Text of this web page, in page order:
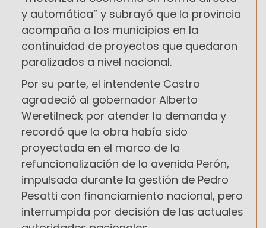
y automática” y subrayó que la provincia
acompaña a los municipios en la
continuidad de proyectos que quedaron
paralizados a nivel nacional.
Por su parte, el intendente Castro
agradeció al gobernador Alberto
Weretilneck por atender la demanda y
recordó que la obra había sido
proyectada en el marco de la
refuncionalización de la avenida Perón,
impulsada durante la gestión de Pedro
Pesatti con financiamiento nacional, pero
interrumpida por decisión de las actuales